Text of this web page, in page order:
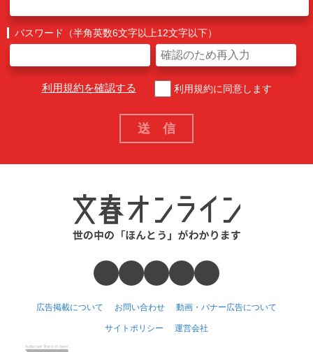
パスワード（半角英数6文字以上12文字以下）
利用規約を確認する 利用規約に同意します
広告掲載について お問い合わせ 動画・バナー広告について
サイトポリシー 運営会社